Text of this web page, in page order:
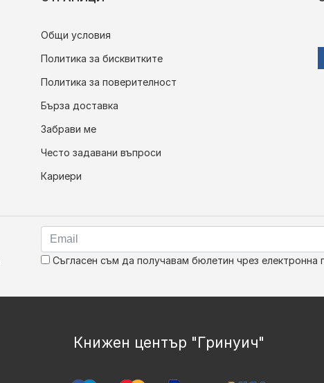
Общи условия
Политика за бисквитките
Политика за поверителност
Бърза доставка
Забрави ме
Често задавани въпроси
Кариери
Съгласен съм да получавам бюлетин чрез електронна
Книжен център "Гринуич"